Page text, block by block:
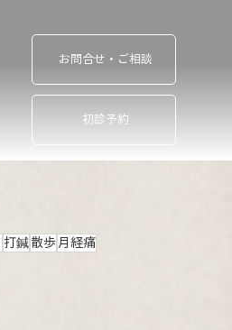
お問合せ・ご相談
初診予約
打鍼 散歩 月経痛